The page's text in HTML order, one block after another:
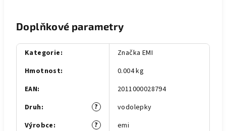
Doplňkové parametry
Kategorie:
Značka EMI
Hmotnost:
0.004 kg
EAN:
2011000028794
?
Druh:
vodolepky
?
Výrobce:
emi